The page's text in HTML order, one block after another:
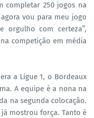
completar 250 jogos na
vou para meu jogo
orgulho com certeza”,
competição em média
a Ligue 1, o Bordeaux
A equipe é a nona na
na segunda colocação.
mostrou força. Tanto é